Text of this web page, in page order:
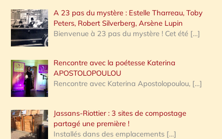
A 23 pas du mystère : Estelle Tharreau, Toby
Peters, Robert Silverberg, Arsène Lupin
Bienvenue à 23 pas du mystère ! Cet été […]
Rencontre avec la poétesse Katerina
APOSTOLOPOULOU
Rencontre avec Katerina Apostolopoulou, […]
Jassans-Riottier : 3 sites de compostage
partagé une première !
Installés dans des emplacements […]